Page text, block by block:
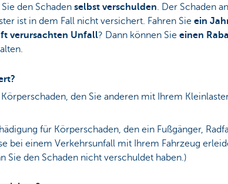
den Schadenselbst verschulden. Der Schaden
ist in dem Fall nicht versichert. Fahren Sie ein
verursachten Unfall? Dann können Sie einen
den Sie anderen mit Ihrem
für Körperschaden, den ein Fußgänger,
bei einem Verkehrsunfall mit Ihrem Fahrzeug
Sie den Schaden nicht verschuldet haben.)